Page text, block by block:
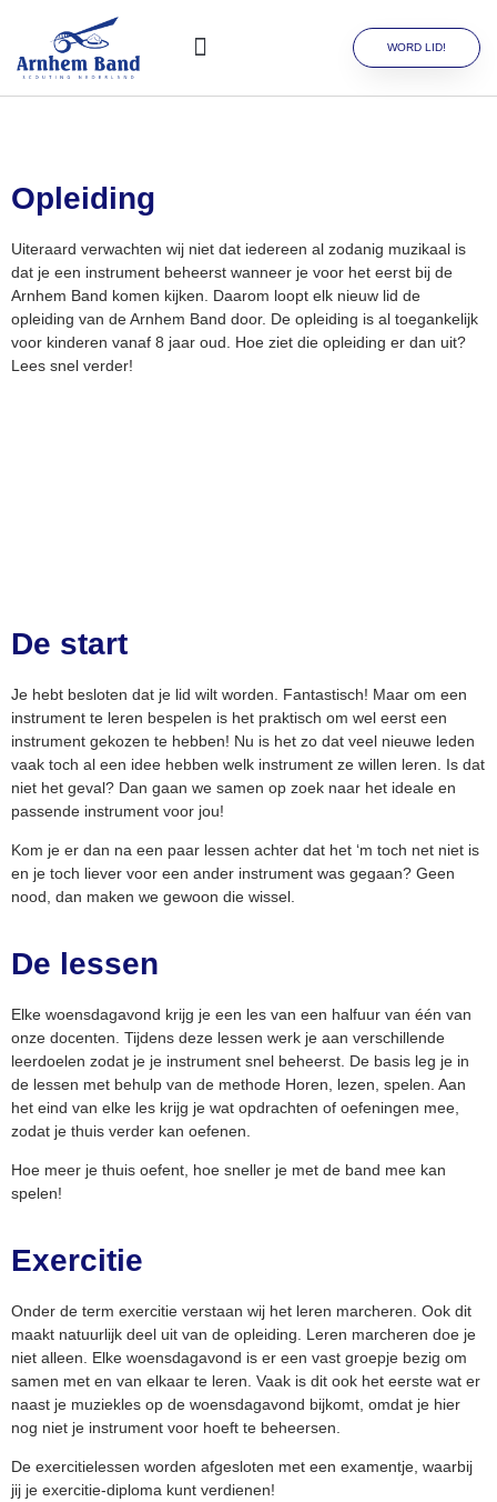
WORD LID!
Opleiding
Uiteraard verwachten wij niet dat iedereen al zodanig muzikaal is
dat je een instrument beheerst wanneer je voor het eerst bij de
Arnhem Band komen kijken. Daarom loopt elk nieuw lid de
opleiding van de Arnhem Band door. De opleiding is al toegankelijk
voor kinderen vanaf 8 jaar oud. Hoe ziet die opleiding er dan uit?
Lees snel verder!
De start
Je hebt besloten dat je lid wilt worden. Fantastisch! Maar om een
instrument te leren bespelen is het praktisch om wel eerst een
instrument gekozen te hebben! Nu is het zo dat veel nieuwe leden
vaak toch al een idee hebben welk instrument ze willen leren. Is dat
niet het geval? Dan gaan we samen op zoek naar het ideale en
passende instrument voor jou!
Kom je er dan na een paar lessen achter dat het ‘m toch net niet is
en je toch liever voor een ander instrument was gegaan? Geen
nood, dan maken we gewoon die wissel.
De lessen
Elke woensdagavond krijg je een les van een halfuur van één van
onze docenten. Tijdens deze lessen werk je aan verschillende
leerdoelen zodat je je instrument snel beheerst. De basis leg je in
de lessen met behulp van de methode Horen, lezen, spelen. Aan
het eind van elke les krijg je wat opdrachten of oefeningen mee,
zodat je thuis verder kan oefenen.
Hoe meer je thuis oefent, hoe sneller je met de band mee kan
spelen!
Exercitie
Onder de term exercitie verstaan wij het leren marcheren. Ook dit
maakt natuurlijk deel uit van de opleiding. Leren marcheren doe je
niet alleen. Elke woensdagavond is er een vast groepje bezig om
samen met en van elkaar te leren. Vaak is dit ook het eerste wat er
naast je muziekles op de woensdagavond bijkomt, omdat je hier
nog niet je instrument voor hoeft te beheersen.
De exercitielessen worden afgesloten met een examentje, waarbij
jij je exercitie-diploma kunt verdienen!